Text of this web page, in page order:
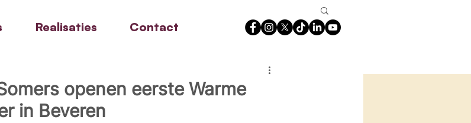
Realisaties Contact
openen eerste Warme
in Beveren